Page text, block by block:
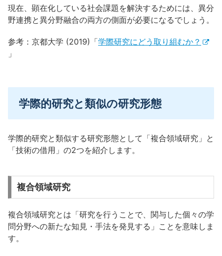
現在、顕在化している社会課題を解決するためには、異分
野連携と異分野融合の両方の側面が必要になるでしょう。
参考：京都大学 (2019)「学際研究にどう取り組むか？
」
学際的研究と類似の研究形態
学際的研究と類似する研究形態として「複合領域研究」と
「技術の借用」の2つを紹介します。
複合領域研究
複合領域研究とは「研究を行うことで、関与した個々の学
問分野への新たな知見・手法を発見する」ことを意味しま
す。